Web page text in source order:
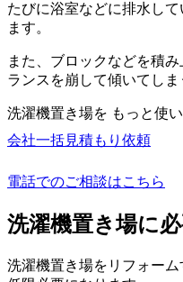
たびに浴室などに排水し
ます。
また、ブロックなどを積
ランスを崩して傾いてしま
洗濯機置き場を もっと使
会社一括見積もり依頼
電話でのご相談はこちら
洗濯機置き場に
洗濯機置き場をリフォー